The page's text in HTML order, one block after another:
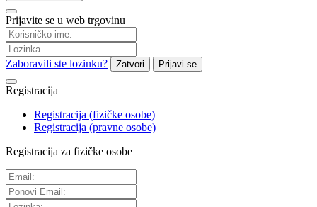
Prijavite se u web trgovinu
Zaboravili ste lozinku? Zatvori Prijavi se
Registracija
Registracija (fizičke osobe)
Registracija (pravne osobe)
Registracija za fizičke osobe